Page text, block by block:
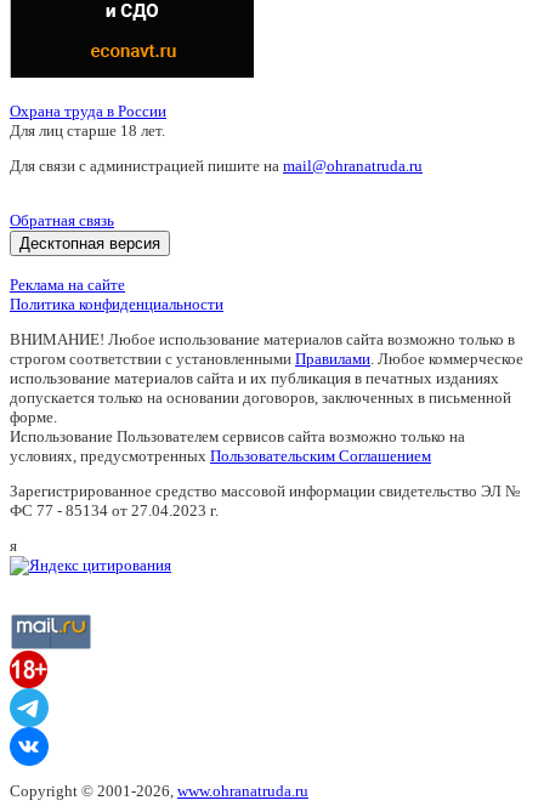
Охрана труда в России
Для лиц старше 18 лет.
Для связи с администрацией пишите на mail@ohranatruda.ru
Обратная связь
Десктопная версия
Реклама на сайте
Политика конфиденциальности
ВНИМАНИЕ! Любое использование материалов сайта возможно только в
строгом соответствии с установленными Правилами . Любое коммерческое
использование материалов сайта и их публикация в печатных изданиях
допускается только на основании договоров, заключенных в письменной
форме.
Использование Пользователем сервисов сайта возможно только на
условиях, предусмотренных Пользовательским Соглашением
Зарегистрированное средство массовой информации свидетельство ЭЛ №
ФС 77 - 85134 от 27.04.2023 г.
я
Copyright © 2001-2026, www.ohranatruda.ru